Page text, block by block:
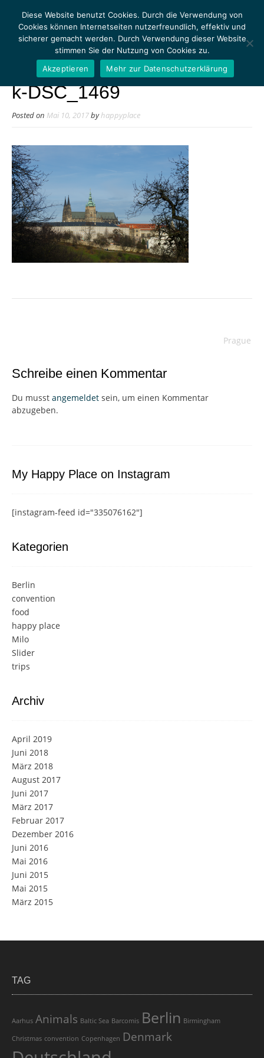
MENU
k-DSC_1469
Posted on Mai 10, 2017byhappyplace
Prague
Schreibe einen Kommentar
Du musst angemeldet sein, um einen Kommentar
abzugeben.
My Happy Place on Instagram
[instagram-feed id="335076162"]
Kategorien
Berlin
convention
food
happy place
Milo
Slider
trips
Archiv
April 2019
Juni 2018
März 2018
August 2017
Juni 2017
März 2017
Februar 2017
Dezember 2016
Juni 2016
Mai 2016
Juni 2015
Mai 2015
März 2015
TAG
Aarhus Animals Baltic Sea Barcomis Berlin Birmingham
Christmas convention Copenhagen Denmark
Diese Website benutzt Cookies. Durch die Verwendung von
Cookies können Internetseiten nutzerfreundlich, effektiv und
sicherer gemacht werden. Durch Verwendung dieser Website
stimmen Sie der Nutzung von Cookies zu.
Akzeptieren
Mehr zur Datenschutzerklärung